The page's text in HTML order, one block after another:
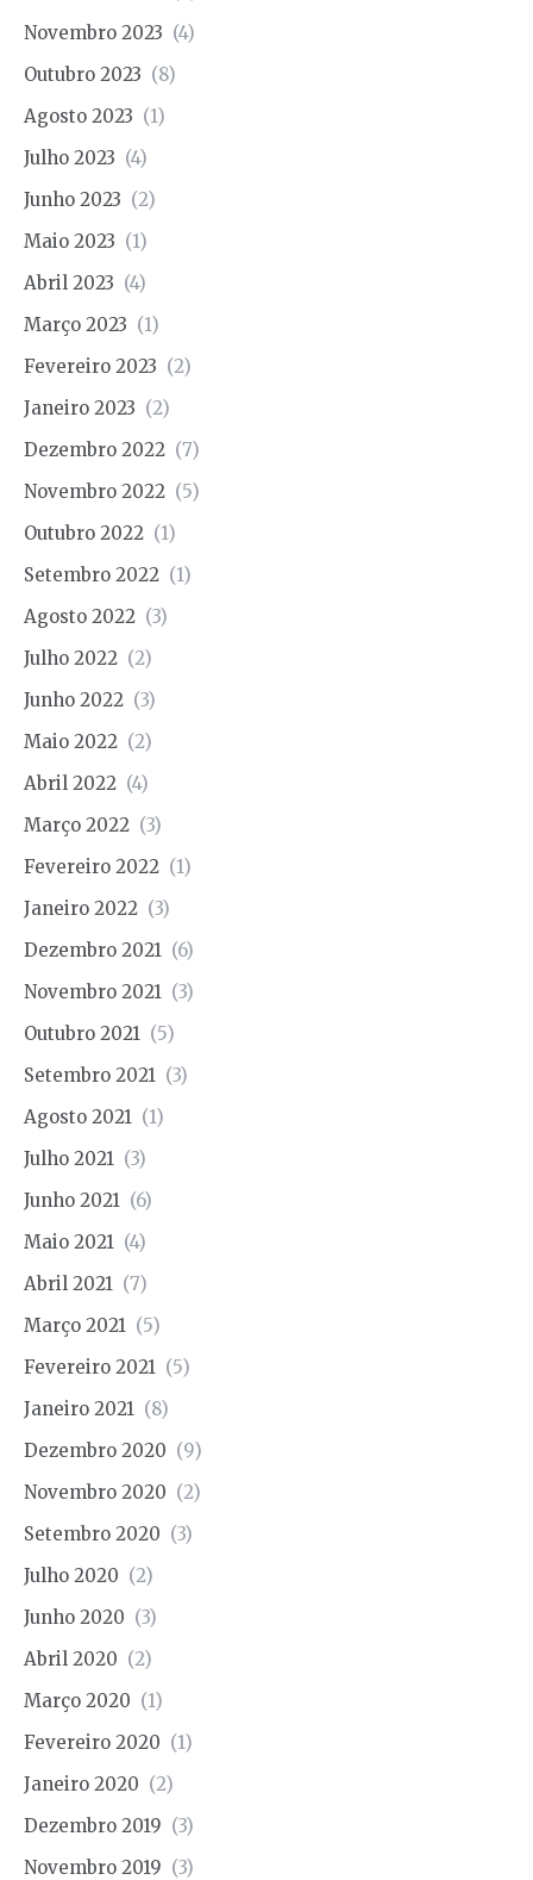
Novembro 2023 (4)
Outubro 2023 (8)
Agosto 2023 (1)
Julho 2023 (4)
Junho 2023 (2)
Maio 2023 (1)
Abril 2023 (4)
Março 2023 (1)
Fevereiro 2023 (2)
Janeiro 2023 (2)
Dezembro 2022 (7)
Novembro 2022 (5)
Outubro 2022 (1)
Setembro 2022 (1)
Agosto 2022 (3)
Julho 2022 (2)
Junho 2022 (3)
Maio 2022 (2)
Abril 2022 (4)
Março 2022 (3)
Fevereiro 2022 (1)
Janeiro 2022 (3)
Dezembro 2021 (6)
Novembro 2021 (3)
Outubro 2021 (5)
Setembro 2021 (3)
Agosto 2021 (1)
Julho 2021 (3)
Junho 2021 (6)
Maio 2021 (4)
Abril 2021 (7)
Março 2021 (5)
Fevereiro 2021 (5)
Janeiro 2021 (8)
Dezembro 2020 (9)
Novembro 2020 (2)
Setembro 2020 (3)
Julho 2020 (2)
Junho 2020 (3)
Abril 2020 (2)
Março 2020 (1)
Fevereiro 2020 (1)
Janeiro 2020 (2)
Dezembro 2019 (3)
Novembro 2019 (3)